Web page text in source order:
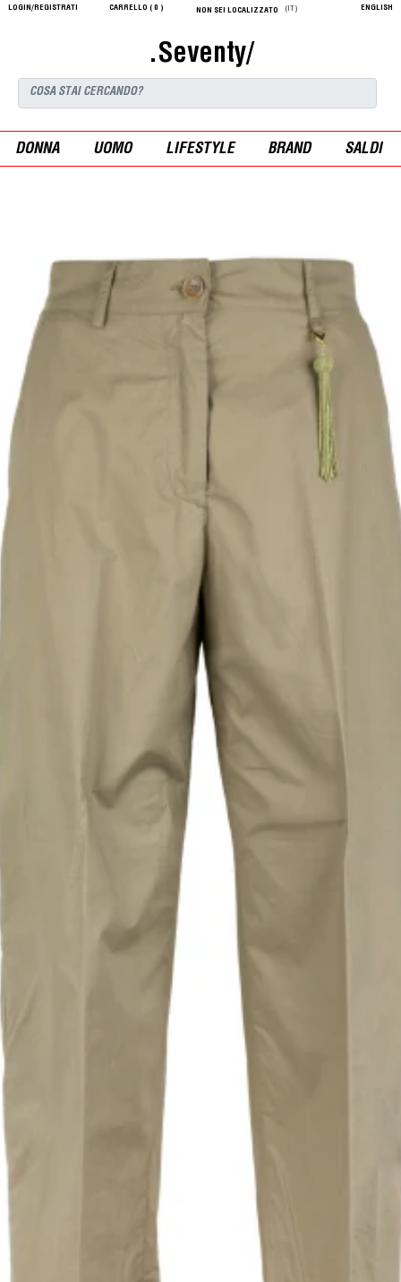
LOGIN/REGISTRATI CARRELLO ( 0 ) NON SEI LOCALIZZATO (IT) ENGLISH
.Seventy/
DONNA UOMO LIFESTYLE BRAND SALDI